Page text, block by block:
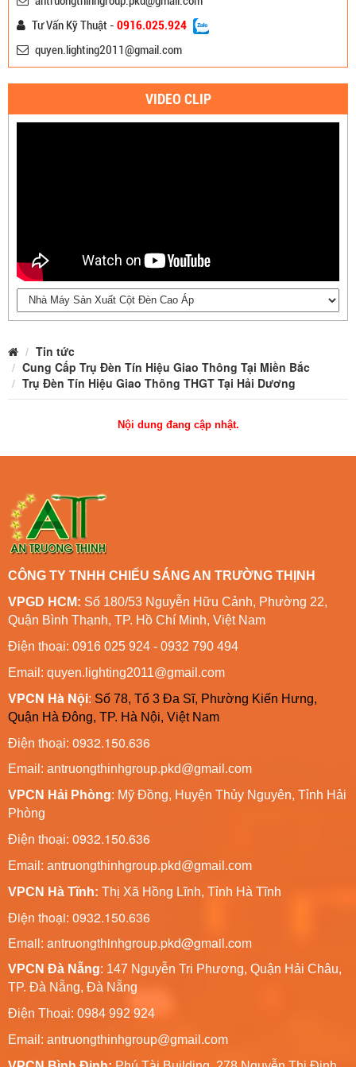
Tư Vấn Kỹ Thuật - 0916.025.924
quyen.lighting2011@gmail.com
VIDEO CLIP
Tin tức
Cung Cấp Trụ Đèn Tín Hiệu Giao Thông Tại Miền Bắc
Trụ Đèn Tín Hiệu Giao Thông THGT Tại Hải Dương
Nội dung đang cập nhật.
CÔNG TY TNHH CHIẾU SÁNG AN TRƯỜNG THỊNH
VPGD HCM: Số 180/53 Nguyễn Hữu Cảnh, Phường 22,
Quận Bình Thạnh, TP. Hồ Chí Minh, Việt Nam
Điện thoại: 0916 025 924 - 0932 790 494
Email: quyen.lighting2011@gmail.com
VPCN Hà Nội: Số 78, Tổ 3 Đa Sĩ, Phường Kiến Hưng,
Quận Hà Đông, TP. Hà Nội, Việt Nam
Điện thoại: 0932.150.636
Email: antruongthinhgroup.pkd@gmail.com
VPCN Hải Phòng: Mỹ Đồng, Huyện Thủy Nguyên, Tỉnh Hải
Phòng
Điện thoại: 0932.150.636
Email: antruongthinhgroup.pkd@gmail.com
VPCN Hà Tĩnh: Thị Xã Hồng Lĩnh, Tỉnh Hà Tĩnh
Điện thoại: 0932.150.636
Email: antruongthinhgroup.pkd@gmail.com
VPCN Đà Nẵng: 147 Nguyễn Tri Phương, Quận Hải Châu,
TP. Đà Nẵng, Đà Nẵng
Điện Thoại: 0984 992 924
Email: antruongthinhgroup@gmail.com